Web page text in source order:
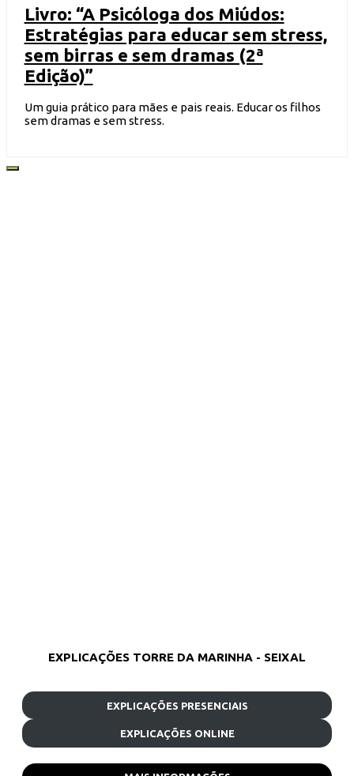
Livro: “A Psicóloga dos Miúdos:
Estratégias para educar sem stress,
sem birras e sem dramas (2ª
Edição)”
Um guia prático para mães e pais reais. Educar os filhos
sem dramas e sem stress.
EXPLICAÇÕES TORRE DA MARINHA - SEIXAL
EXPLICAÇÕES PRESENCIAIS
EXPLICAÇÕES ONLINE